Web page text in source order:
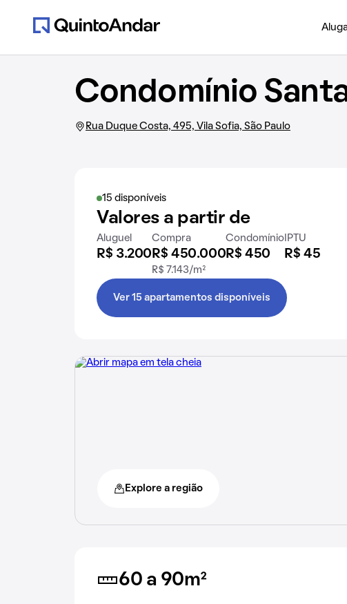
Condomínio
Rua Duque Costa, 495, Vila Sofia, São Paulo
15 disponíveis
Valores a partir de
Aluguel
R$ 3.200
Compra
R$ 450.000
R$ 7.143/m²
Condomínio
R$ 450
IPTU
R$ 45
Ver 15 apartamentos disponíveis
Explore a região
60 a 90m²